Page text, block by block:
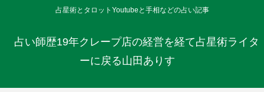
占星術とタロットYoutubeと手相などの占い記事
占い師歴19年クレープ店の経営を経て占星術ライタ
ーに戻る山田ありす